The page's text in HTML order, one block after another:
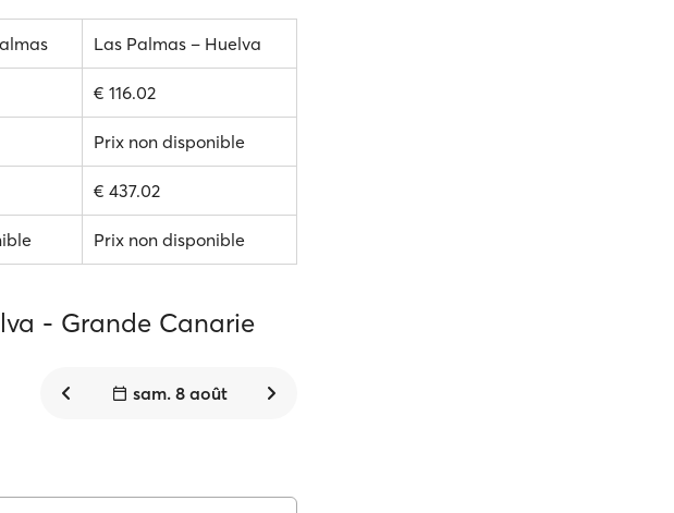
Las Palmas – Huelva
€ 116.02
Prix non disponible
€ 437.02
Prix non disponible
- Grande Canarie
sam. 8 août